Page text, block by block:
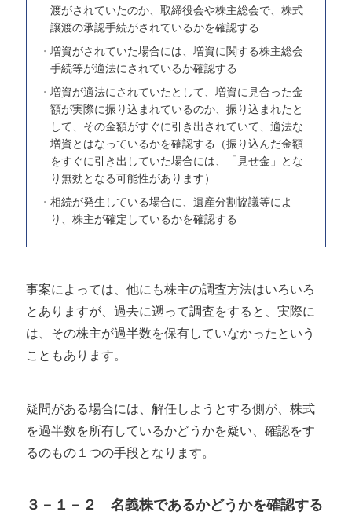
渡がされていたのか、取締役会や株主総会で、株式
譲渡の承認手続がされているかを確認する
増資がされていた場合には、増資に関する株主総会
手続等が適法にされているか確認する
増資が適法にされていたとして、増資に見合った金
額が実際に振り込まれているのか、振り込まれたと
して、その金額がすぐに引き出されていて、適法な
増資とはなっているかを確認する（振り込んだ金額
をすぐに引き出していた場合には、「見せ金」とな
り無効となる可能性があります）
相続が発生している場合に、遺産分割協議等によ
り、株主が確定しているかを確認する
事案によっては、他にも株主の調査方法はいろいろ
とありますが、過去に遡って調査をすると、実際に
は、その株主が過半数を保有していなかったという
こともあります。
疑問がある場合には、解任しようとする側が、株式
を過半数を所有しているかどうかを疑い、確認をす
るのもの１つの手段となります。
３－１－２ 名義株であるかどうかを確認する